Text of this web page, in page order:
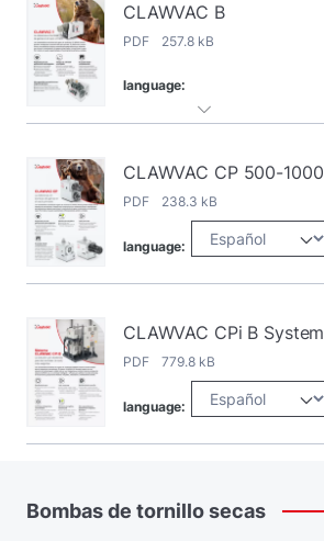
CLAWVAC B
PDF 257.8 kB
language:
CLAWVAC CP 500-1000
PDF 238.3 kB
language:
CLAWVAC CPi B System
PDF 779.8 kB
language:
Bombasde tornillosecas